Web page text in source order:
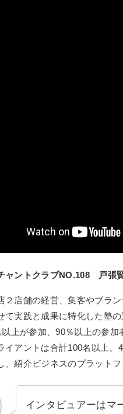
ャントクラブNO.108 戸張
２店舗の経営、集客やブラ
て実践と成果に特化した塾
以上が参加、90％以上の参
イアントは合計100名以上
、紹介ビジネスのプラット
インタビュアーはマ